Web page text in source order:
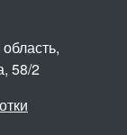
58/2